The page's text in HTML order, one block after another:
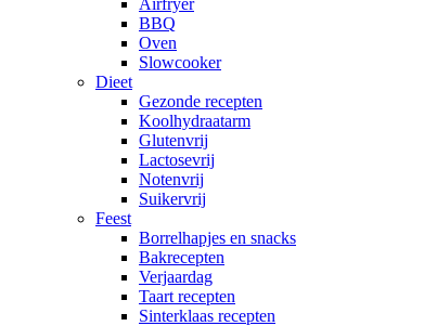
Airfryer
BBQ
Oven
Slowcooker
Dieet
Gezonde recepten
Koolhydraatarm
Glutenvrij
Lactosevrij
Notenvrij
Suikervrij
Feest
Borrelhapjes en snacks
Bakrecepten
Verjaardag
Taart recepten
Sinterklaas recepten